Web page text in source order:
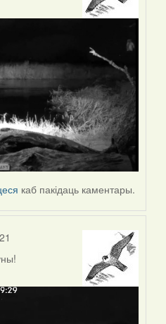
каб пакідаць каментары.